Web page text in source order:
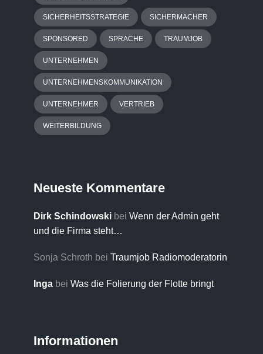
SICHERHEITSSTRATEGIE SICHERMACHER
SPONSORED SPRACHE TRAUMJOB
UNTERNEHMEN
UNTERNEHMENSKOMMUNIKATION
UNTERNEHMER VERTRIEB
WEITERBILDUNG
Neueste Kommentare
Dirk Schindowski bei Wenn der Admin geht
und die Firma steht…
Sonja Schroth bei Traumjob Radiomoderatorin
Inga bei Was die Folierung der Flotte bringt
Informationen